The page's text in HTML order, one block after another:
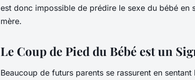
est donc impossible de prédire le sexe du bébé en
mère.
Le Coup de Pied du Bébé est un
Beaucoup de futurs parents se rassurent en